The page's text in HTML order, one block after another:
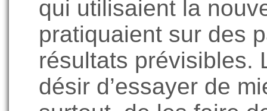
qui utilisaient la
pratiquaient sur des
résultats prévisibles.
désir d’essayer de